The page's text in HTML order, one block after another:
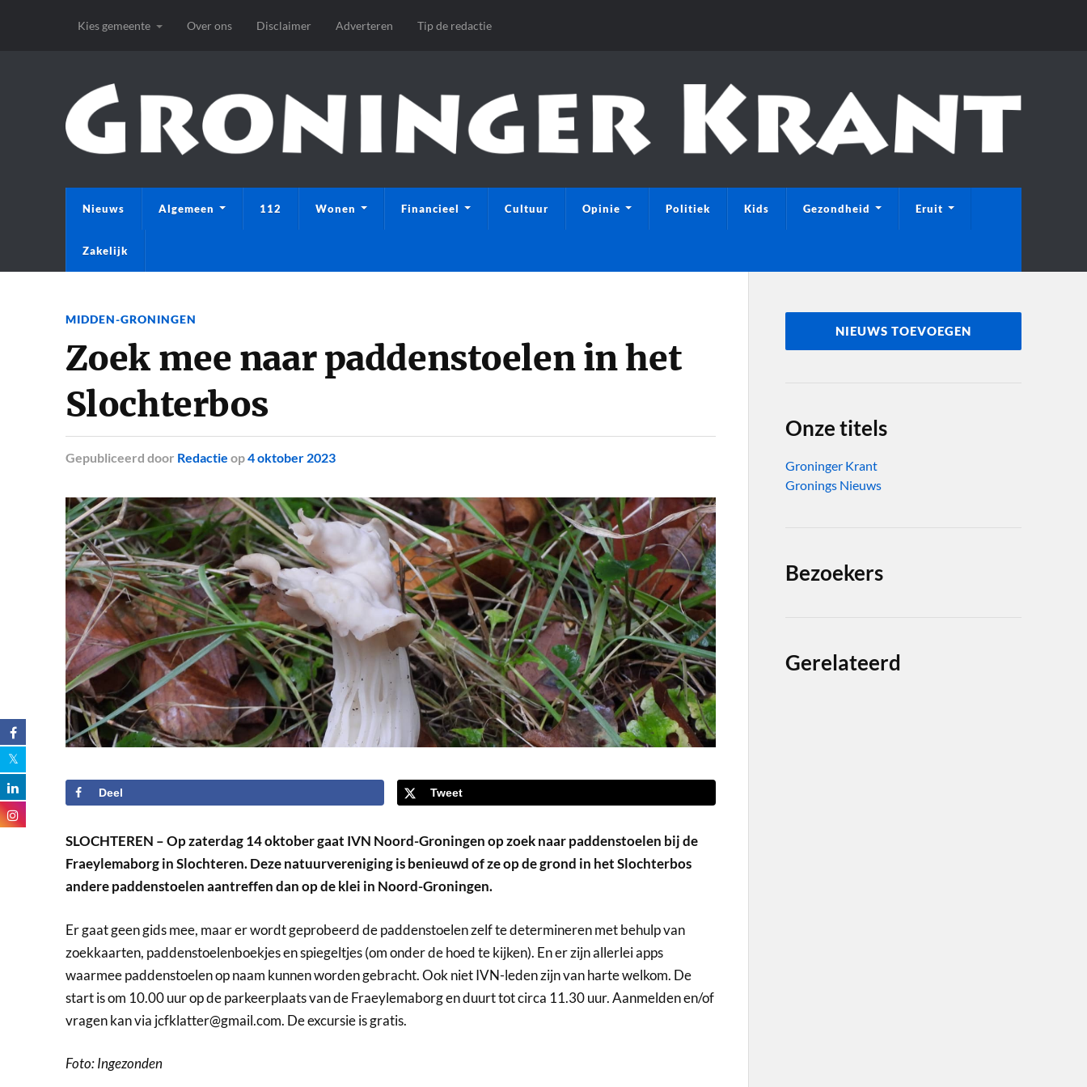
Kies gemeente Over ons Disclaimer Adverteren Tip de redactie
Nieuws Algemeen 112 Wonen Financieel Cultuur Opinie Politiek Kids Gezondheid Eruit
Zakelijk
MIDDEN-GRONINGEN
Zoek mee naar paddenstoelen in het
Slochterbos
Gepubliceerd door Redactie op4 oktober 2023
Deel Tweet
SLOCHTEREN – Op zaterdag 14 oktober gaat IVN Noord-Groningen op zoek naar paddenstoelen bij de
Fraeylemaborg in Slochteren. Deze natuurvereniging is benieuwd of ze op de grond in het Slochterbos
andere paddenstoelen aantreffen dan op de klei in Noord-Groningen.
Er gaat geen gids mee, maar er wordt geprobeerd de paddenstoelen zelf te determineren met behulp van
zoekkaarten, paddenstoelenboekjes en spiegeltjes (om onder de hoed te kijken). En er zijn allerlei apps
waarmee paddenstoelen op naam kunnen worden gebracht. Ook niet IVN-leden zijn van harte welkom. De
start is om 10.00 uur op de parkeerplaats van de Fraeylemaborg en duurt tot circa 11.30 uur. Aanmelden en/of
vragen kan via jcfklatter@gmail.com. De excursie is gratis.
Foto: Ingezonden
NIEUWS TOEVOEGEN
Onze titels
Groninger Krant
Gronings Nieuws
Bezoekers
Gerelateerd